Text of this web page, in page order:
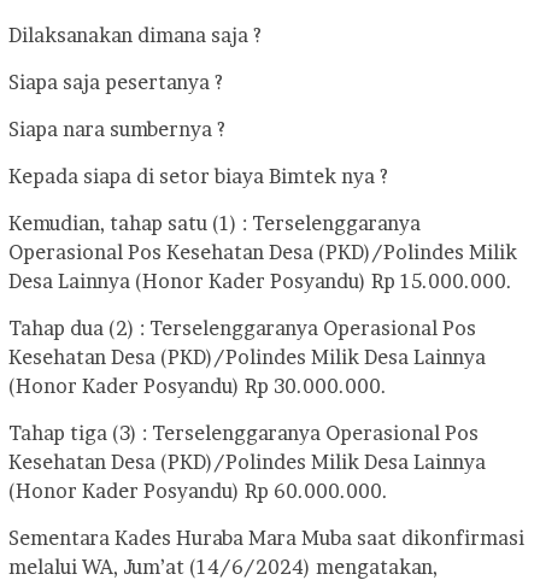
Dilaksanakan dimana saja ?
Siapa saja pesertanya ?
Siapa nara sumbernya ?
Kepada siapa di setor biaya Bimtek nya ?
Kemudian, tahap satu (1) : Terselenggaranya
Operasional Pos Kesehatan Desa (PKD)/Polindes Milik
Desa Lainnya (Honor Kader Posyandu) Rp 15.000.000.
Tahap dua (2) : Terselenggaranya Operasional Pos
Kesehatan Desa (PKD)/Polindes Milik Desa Lainnya
(Honor Kader Posyandu) Rp 30.000.000.
Tahap tiga (3) : Terselenggaranya Operasional Pos
Kesehatan Desa (PKD)/Polindes Milik Desa Lainnya
(Honor Kader Posyandu) Rp 60.000.000.
Sementara Kades Huraba Mara Muba saat dikonfirmasi
melalui WA, Jum’at (14/6/2024) mengatakan,